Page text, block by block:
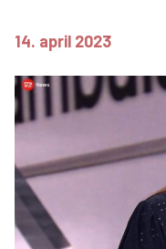
14. april 2023